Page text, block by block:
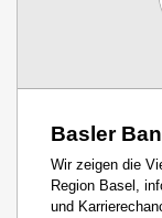
Basler
Wir zeigen die
Region Basel,
und